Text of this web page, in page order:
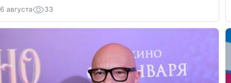
6 августа 33